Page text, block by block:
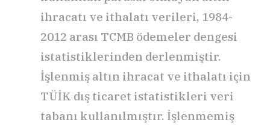
ihracatı ve ithalatı verileri, 1984-
2012 arası TCMB ödemeler dengesi
istatistiklerinden derlenmiştir.
İşlenmiş altın ihracat ve ithalatı için
TÜİK dış ticaret istatistikleri veri
tabanı kullanılmıştır. İşlenmemiş